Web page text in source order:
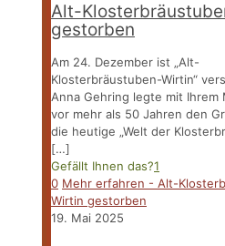
Alt-
gestorben
Am 24. Dezember ist „Alt-
Klosterbräustuben-Wirtin“
Anna Gehring legte mit Ihrem
vor mehr als 50 Jahren den
die heutige „Welt der
[…]
Gefällt Ihnen das?1
0 Mehr erfahren - Alt-
Wirtin gestorben
19. Mai 2025